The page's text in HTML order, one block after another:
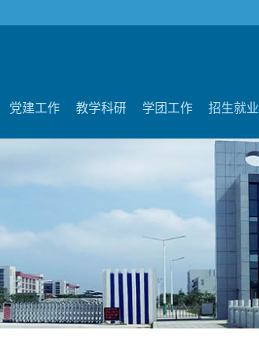
党建工作 教学科研 学团工作 招生就业